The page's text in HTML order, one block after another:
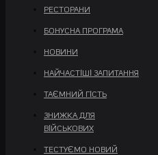
РЕСТОРАНИ
БОНУСНА ПРОГРАМА
НОВИНИ
НАЙЧАСТІШІ ЗАПИТАННЯ
ТАЄМНИЙ ГІСТЬ
ЗНИЖКА ДЛЯ
ВІЙСЬКОВИХ
ТЕСТУЄМО НОВИЙ